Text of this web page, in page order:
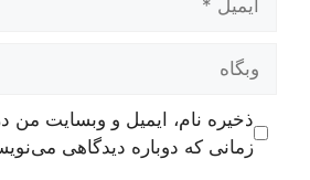
وبگاه
ذخیره نام، ایمیل و وبسایت من
زمانی که دوباره دیدگاهی